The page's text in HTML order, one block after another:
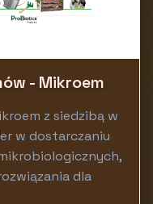
- Mikroem
z siedzibą w
w dostarczaniu
dla